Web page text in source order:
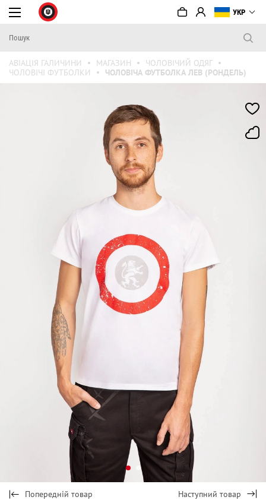
УКР
АВІАЦІЯ ГАЛИЧИНИ МАГАЗИН
ЧОЛОВІЧИЙ ОДЯГ
ЧОЛОВІЧІ ФУТБОЛКИ
ЧОЛОВІЧА ФУТБОЛКА ЛЕВ (РОНДЕЛЬ)
Попередній товар Наступний товар